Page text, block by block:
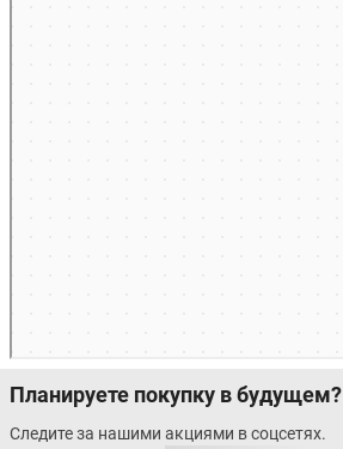
Планируете покупку в будущем?
Следите за нашими акциями в соцсетях.